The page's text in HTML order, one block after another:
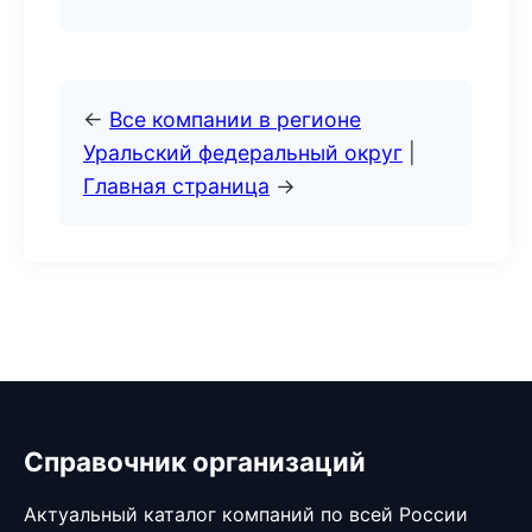
← Все компании в регионе
Уральский федеральный округ
Главная страница →
Справочник организаций
Актуальный каталог компаний по всей России